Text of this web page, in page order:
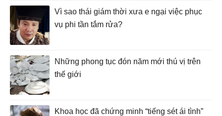
Vì sao thái giám thời xưa e ngại việc phục
vụ phi tần tắm rửa?
Những phong tục đón năm mới thú vị trên
thế giới
Khoa học đã chứng minh “tiếng sét ái tình”